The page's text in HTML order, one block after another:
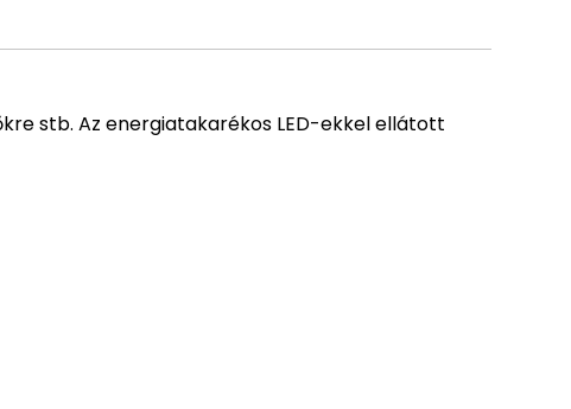
stb. Az energiatakarékos LED-ekkel ellátott